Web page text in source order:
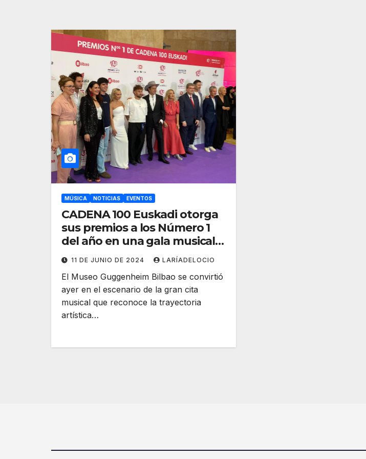
MÚSICA NOTICIAS EVENTOS
CADENA 100 Euskadi otorga
sus premios a los Número 1
del año en una gala musical
en el Museo Guggenheim
11 DE JUNIO DE 2024 LARÍADELOCIO
El Museo Guggenheim Bilbao se convirtió
ayer en el escenario de la gran cita
musical que reconoce la trayectoria
artística…